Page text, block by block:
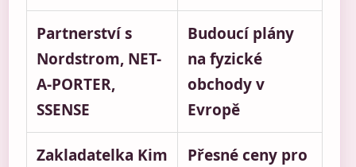
Partnerství s
Nordstrom, NET-
A-PORTER,
SSENSE
Budoucí plány
na fyzické
obchody v
Evropě
Zakladatelka Kim
Přesné ceny pro